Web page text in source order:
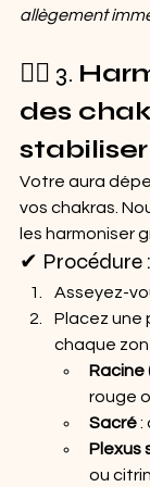
allègement
🧘‍♀️ 3.
des
stabiliser
Votre aura
vos chakras.
les harmoniser
✔ Procédure :
Asseyez-
Placez une
chaque
Racine
rouge
Sacré :
Plexus
ou